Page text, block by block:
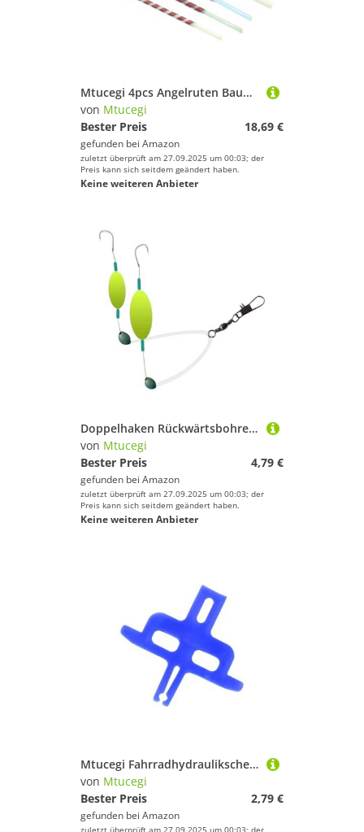
Mtucegi 4pcs Angelruten Bauwerkzeug 8/9/10/12mm Korkgriff Reamer Set SEPPIEL BONDERKONENTE Bestellung MEHRSCHAFTS Set
von Mtucegi
Bester Preis
18,69 €
gefunden bei Amazon
zuletzt überprüft am 27.09.2025 um 00:03; der
Preis kann sich seitdem geändert haben.
Keine weiteren Anbieter
Doppelhaken Rückwärtsbohrer Rigs Schwimmköder Haar Mit Platzbohne Für Süßwasser Und Salzwasser Doppelte Rückseite Fischt
von Mtucegi
Bester Preis
4,79 €
gefunden bei Amazon
zuletzt überprüft am 27.09.2025 um 00:03; der
Preis kann sich seitdem geändert haben.
Keine weiteren Anbieter
Mtucegi Fahrradhydraulikscheibenbremsblut Abstandshalterfahrräder Bremssattel Pad Spacer Tool 2/4 Kolbenbremse Block Einfach Gebrauchte Reparaturwerkzeuge
von Mtucegi
Bester Preis
2,79 €
gefunden bei Amazon
zuletzt überprüft am 27.09.2025 um 00:03; der